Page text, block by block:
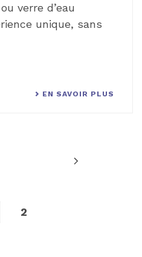
verre d’eau
unique, sans
EN SAVOIR PLUS
2